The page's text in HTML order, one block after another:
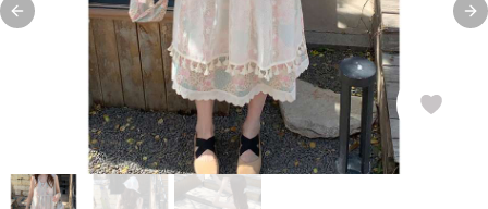
Previous slide